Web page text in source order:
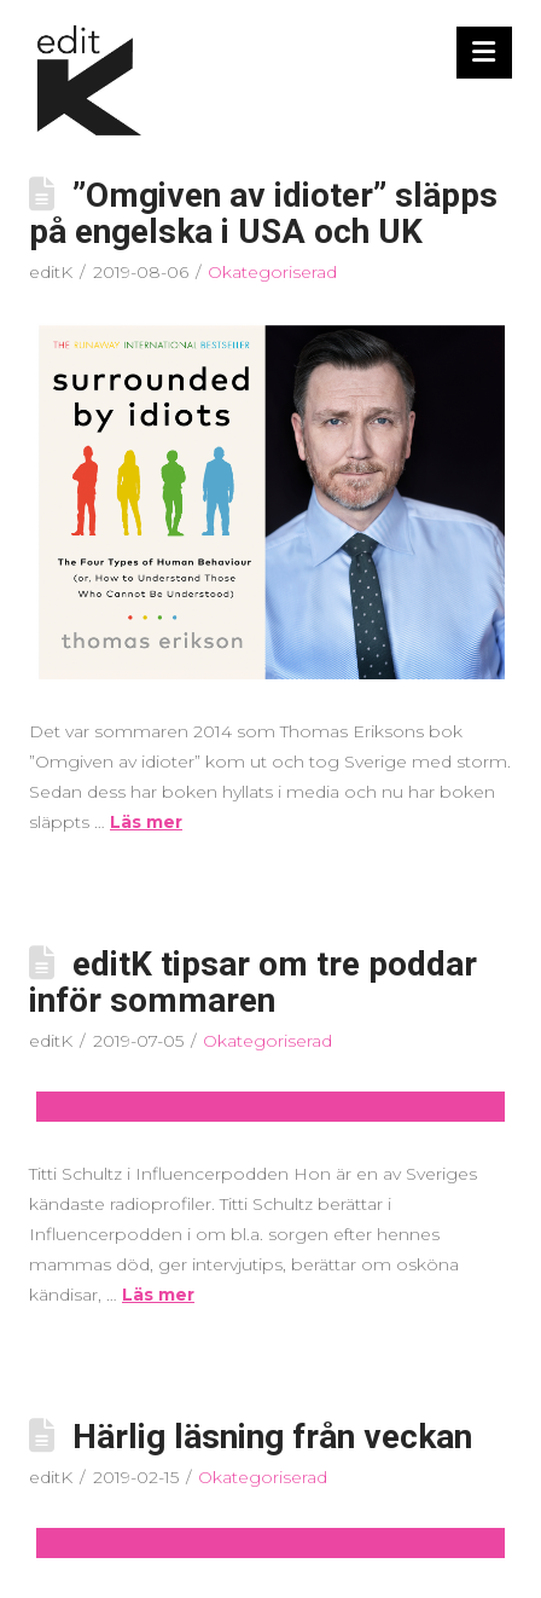
”Omgiven av idioter” släpps
på engelska i USA och UK
editK 2019-08-06 Okategoriserad
Det var sommaren 2014 som Thomas Eriksons bok
”Omgiven av idioter” kom ut och tog Sverige med storm.
Sedan dess har boken hyllats i media och nu har boken
släppts … Läs mer
editK tipsar om tre poddar
inför sommaren
editK 2019-07-05 Okategoriserad
Titti Schultz i Influencerpodden Hon är en av Sveriges
kändaste radioprofiler. Titti Schultz berättar i
Influencerpodden i om bl.a. sorgen efter hennes
mammas död, ger intervjutips, berättar om osköna
kändisar, … Läs mer
Härlig läsning från veckan
editK 2019-02-15 Okategoriserad